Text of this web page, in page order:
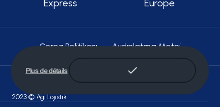
Plus de détails
Express
Europe
2023 © Agi Lojistik
Çerez Politikası Aydınlatma Metni